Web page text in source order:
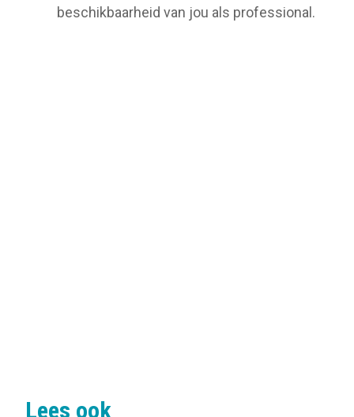
beschikbaarheid van jou als professional.
Lees ook